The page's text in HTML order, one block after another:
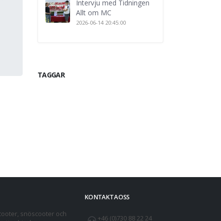
Intervju med Tidningen
Allt om MC
2026-06-14 20:45:00
TAGGAR
snöscooter och
KONTAKTA OSS
+46 (0)730 88 22 24